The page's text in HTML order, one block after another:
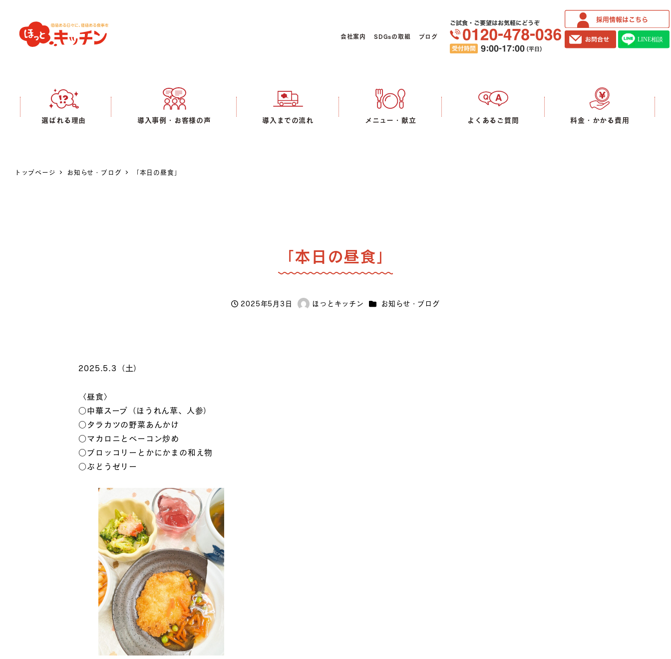
会社案内 SDGsの取組 ブログ
ご試食・ご要望はお気軽にどうぞ
選ばれる理由 導入事例・お客様の声 導入までの流れ メニュー・献立 よくあるご質問 料金・かかる費用
トップページ お知らせ・ブログ 「本日の昼食」
「本日の昼食」
投稿日
2025年5月3日
著
ほっとキッチン カテゴリー
お知らせ・ブログ
2025.5.3（土）
〈昼食〉
○中華スープ（ほうれん草、人参）
○タラカツの野菜あんかけ
○マカロニとベーコン炒め
○ブロッコリーとかにかまの和え物
○ぶどうゼリー